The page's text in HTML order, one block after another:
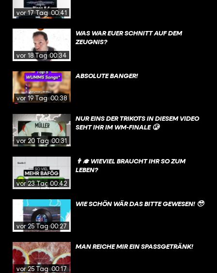
vor 17 Tagen00:41
vor 18 Tagen00:34
WAS WAR EUER SCHNITT AUF DEM
ZEUGNIS?
vor 19 Tagen00:38
ABSOLUTE BANGER!
vor 20 Tagen00:31
NUR EINS DER TRIKOTS IN DIESEM VIDEO
SEHT IHR IM WM-FINALE 🥲
vor 23 Tagen00:42
👨‍🎓 WIEVIEL BRAUCHT IHR SO ZUM
LEBEN?
vor 25 Tagen00:27
WIE SCHÖN WÄR DAS BITTE GEWESEN! 🥹
vor 25 Tagen00:17
MAN REICHE MIR EIN SPASSGETRÄNK!